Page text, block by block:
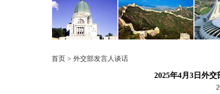
首页 > 外交部发言人谈话
2025年4月3日外